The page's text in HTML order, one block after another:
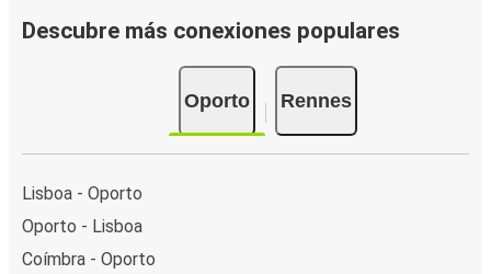
Descubre más conexiones populares
Oporto Rennes
Lisboa - Oporto
Oporto - Lisboa
Coímbra - Oporto